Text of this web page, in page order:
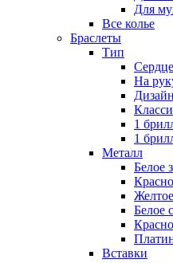
Для
Все колье
Браслеты
Тип
Сердце
На
1
1
Металл
Белое
Белое
Вставки